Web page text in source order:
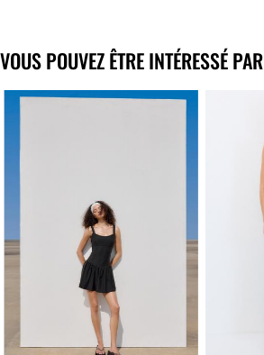
VOUS POUVEZ ÊTRE INTÉRESSÉ PAR